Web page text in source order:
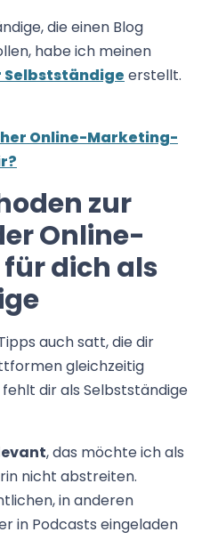
die einen Blog
habe ich meinen
Selbstständige erstellt.
Online-Marketing-
zur
Online-
dich als
auch satt, die dir
gleichzeitig
dir als Selbstständige
, das möchte ich als
nicht abstreiten.
in anderen
in Podcasts eingeladen